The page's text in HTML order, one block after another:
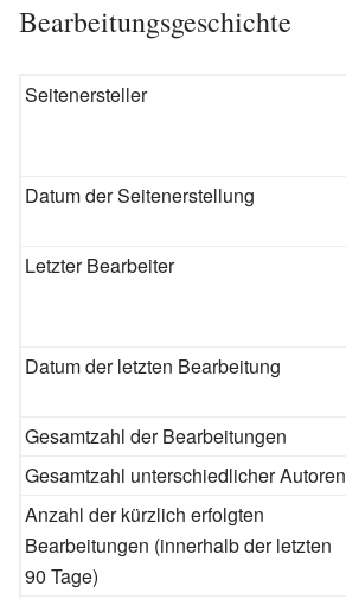
Bearbeitungsgeschichte
Seitenersteller
Datum der Seitenerstellung
Letzter Bearbeiter
Datum der letzten Bearbeitung
Gesamtzahl der Bearbeitungen
Gesamtzahl unterschiedlicher Autoren
Anzahl der kürzlich erfolgten
Bearbeitungen (innerhalb der letzten
90 Tage)